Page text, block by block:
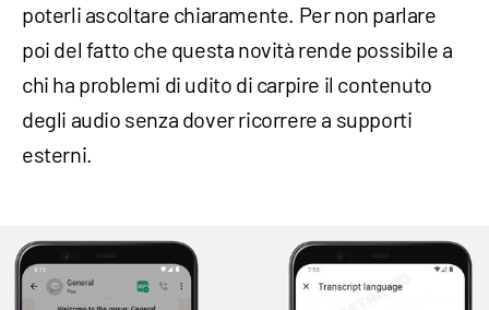
poterli ascoltare chiaramente. Per non parlare
poi del fatto che questa novità rende possibile a
chi ha problemi di udito di carpire il contenuto
degli audio senza dover ricorrere a supporti
esterni.